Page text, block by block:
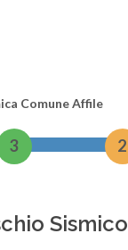
Comune Affile
3 2
Sismico